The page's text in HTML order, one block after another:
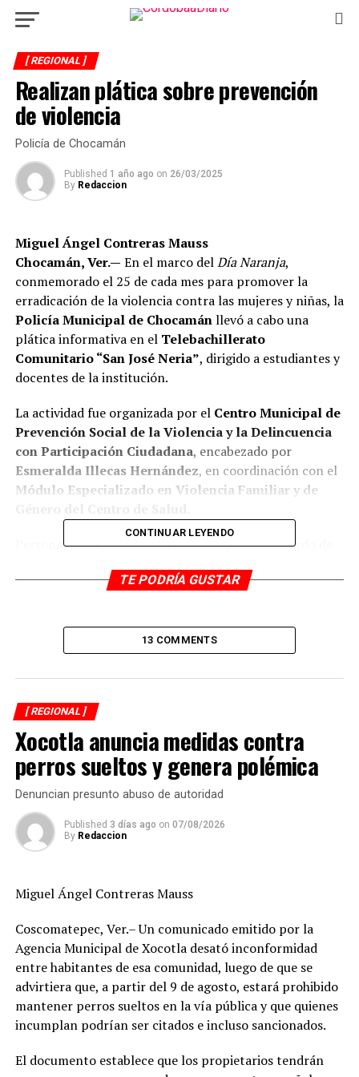
[ REGIONAL ]
Realizan plática sobre prevención
de violencia
Policía de Chocamán
Published 1 año ago on 26/03/2025
By Redaccion
Miguel Ángel Contreras Mauss
Chocamán, Ver.— En el marco delDía Naranja,
conmemorado el 25 de cada mes para promover la
erradicación de la violencia contra las mujeres y niñas, la
Policía Municipal de Chocamánllevó a cabo una
plática informativa en el Telebachillerato
Comunitario “San José Neria”, dirigido a estudiantes y
docentes de la institución.
La actividad fue organizada por el Centro Municipal de
Prevención Social de la Violencia y la Delincuencia
con Participación Ciudadana, encabezado por
Esmeralda Illecas Hernández, en coordinación con el
Módulo Especializado en Violencia Familiar y de
Personal de seguridad se trasladó al plantel a bordo de
abordaron temas como:
Violencia física y psicológica
Sexting y sus riesgos
Red de apoyo para víctimas
Durante la jornada, se entregaron trípticos
informativos a los asistentes, quienes participaron
activamente con preguntas y reflexiones sobre la
El comandante de la Policía Municipal,
Catalino Reyes, destacó que este tipo de acciones
forman parte de los esfuerzos de prevención en
cumplimiento con elArtículo 21 de la Constitución
Política de los Estados Unidos Mexicanosy laLey
General para la Prevención Social de la Violencia y
la Delincuencia.
“Es fundamental que los jóvenes conozcan sus derechos
CONTINUAR LEYENDO
TE PODRÍA GUSTAR
13 COMMENTS
[ REGIONAL ]
Xocotla anuncia medidas contra
perros sueltos y genera polémica
Denuncian presunto abuso de autoridad
Published 3 días ago on 07/08/2026
By Redaccion
Miguel Ángel Contreras Mauss
Coscomatepec, Ver.– Un comunicado emitido por la
Agencia Municipal de Xocotla desató inconformidad
entre habitantes de esa comunidad, luego de que se
advirtiera que, a partir del 9 de agosto, estará prohibido
mantener perros sueltos en la vía pública y que quienes
incumplan podrían ser citados e incluso sancionados.
El documento establece que los propietarios tendrán